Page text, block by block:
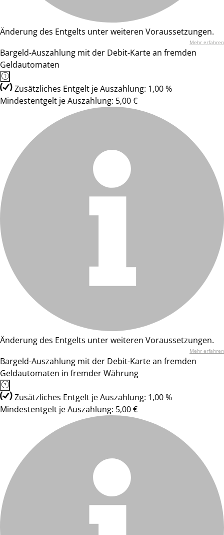
Änderung des Entgelts unter weiteren Voraussetzungen.
Mehr erfahren
Bargeld-Auszahlung mit der Debit-Karte an fremden
Geldautomaten
Zusätzliches Entgelt je Auszahlung: 1,00 %
Mindestentgelt je Auszahlung: 5,00 €
Änderung des Entgelts unter weiteren Voraussetzungen.
Mehr erfahren
Bargeld-Auszahlung mit der Debit-Karte an fremden
Geldautomaten in fremder Währung
Zusätzliches Entgelt je Auszahlung: 1,00 %
Mindestentgelt je Auszahlung: 5,00 €